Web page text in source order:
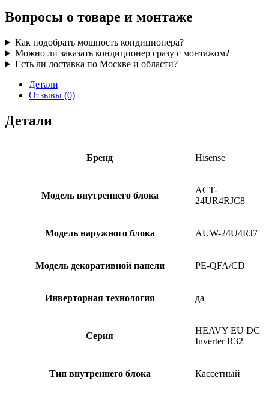
Вопросы о товаре и монтаже
Как подобрать мощность кондиционера?
Можно ли заказать кондиционер сразу с монтажом?
Есть ли доставка по Москве и области?
Детали
Отзывы (0)
Детали
Бренд Hisense
Модель внутреннего блока
ACT-
24UR4RJC8
Модель наружного блока AUW-24U4RJ7
Модель декоративной панели PE-QFA/CD
Инверторная технология да
Серия
HEAVY EU DC
Inverter R32
Тип внутреннего блока Кассетный